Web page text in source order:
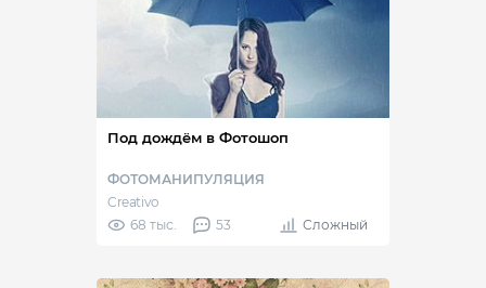
Под дождём в Фотошоп
ФОТОМАНИПУЛЯЦИЯ
Creativo
68 тыс.
53 Сложный